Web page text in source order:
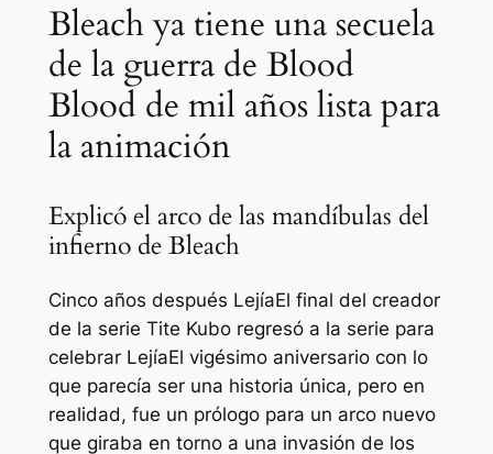
Bleach ya tiene una secuela
de la guerra de Blood
Blood de mil años lista para
la animación
Explicó el arco de las mandíbulas del
infierno de Bleach
Cinco años después LejíaEl final del creador
de la serie Tite Kubo regresó a la serie para
celebrar LejíaEl vigésimo aniversario con lo
que parecía ser una historia única, pero en
realidad, fue un prólogo para un arco nuevo
que giraba en torno a una invasión de los